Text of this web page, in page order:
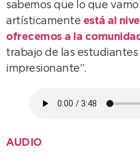
sabemos que lo que
artísticamente está al
ofrecemos a la
trabajo de las estudiantes
impresionante”.
AUDIO